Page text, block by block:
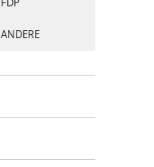
ANDERE